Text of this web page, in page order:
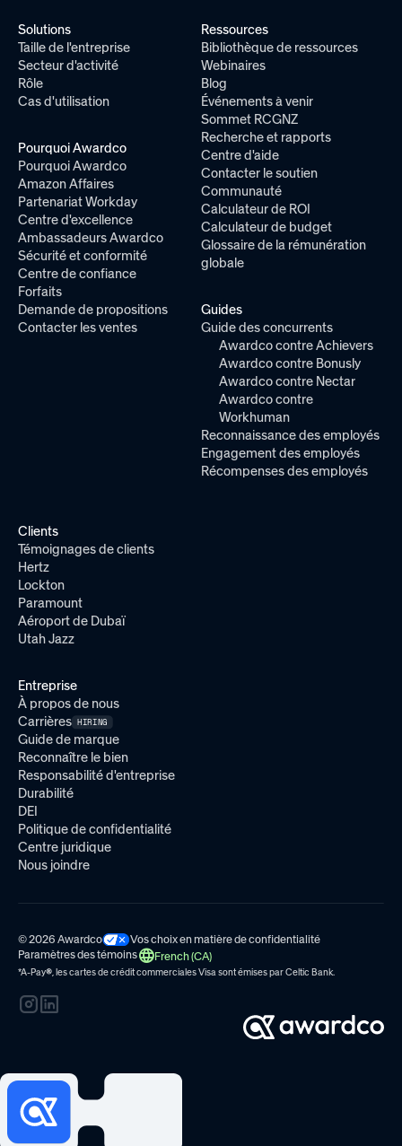
Solutions
Taille de l'entreprise
Secteur d'activité
Rôle
Cas d'utilisation
Pourquoi Awardco
Pourquoi Awardco
Amazon Affaires
Partenariat Workday
Centre d'excellence
Ambassadeurs Awardco
Sécurité et conformité
Centre de confiance
Forfaits
Demande de propositions
Contacter les ventes
Ressources
Bibliothèque de ressources
Webinaires
Blog
Événements à venir
Sommet RCGNZ
Recherche et rapports
Centre d'aide
Contacter le soutien
Communauté
Calculateur de ROI
Calculateur de budget
Glossaire de la rémunération
globale
Guides
Guide des concurrents
Awardco contre Achievers
Awardco contre Bonusly
Awardco contre Nectar
Awardco contre
Workhuman
Reconnaissance des employés
Engagement des employés
Récompenses des employés
Clients
Témoignages de clients
Hertz
Lockton
Paramount
Aéroport de Dubaï
Utah Jazz
Entreprise
À propos de nous
Carrières HIRING
Guide de marque
Reconnaître le bien
Responsabilité d'entreprise
Durabilité
DEI
Politique de confidentialité
Centre juridique
Nous joindre
© 2026 Awardco
Vos choix en matière de confidentialité
Paramètres des témoins
French (CA)
*A-Pay®, les cartes de crédit commerciales Visa sont émises parCeltic Bank.